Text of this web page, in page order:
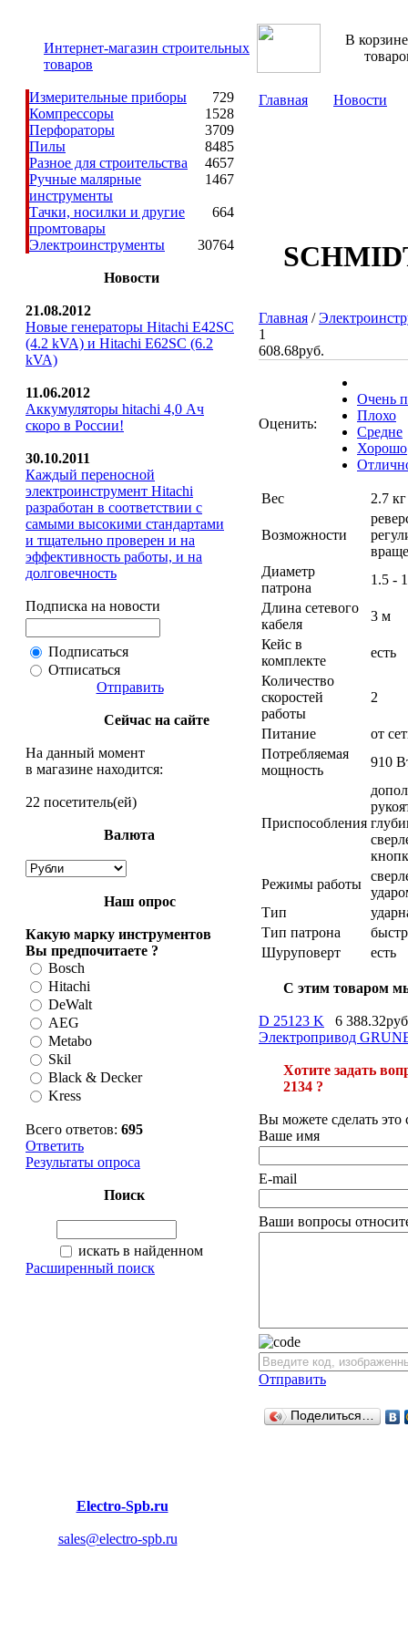
Интернет-магазин строительных
товаров
В
729
Измерительные приборы
1528
Компрессоры
3709
Перфораторы
8485
Пилы
4657
Разное для строительства
1467
Ручные малярные
инструменты
664
Тачки, носилки и другие
промтовары
30764
Электроинструменты
Новости
21.08.2012
Новые генераторы Hitachi E42SC
(4.2 kVA) и Hitachi E62SC (6.2
kVA)
11.06.2012
Аккумуляторы hitachi 4,0 Ач
скоро в России!
30.10.2011
Каждый переносной
электроинструмент Hitachi
разработан в соответствии с
самыми высокими стандартами
и тщательно проверен и на
эффективность работы, и на
долговечность
Подписка на новости
Подписаться
Отписаться
Отправить
Сейчас на сайте
На данный момент
в магазине находится:
22 посетитель(ей)
Валюта
Наш опрос
Какую марку инструментов
Вы предпочитаете ?
Bosch
Hitachi
DeWalt
AEG
Metabo
Skil
Black & Decker
Kress
Всего ответов: 695
Ответить
Результаты опроса
Поиск
искать в найденном
Расширенный поиск
Главная Новости
Главная /
1
608.68руб.
Оценить:
Очень
Плохо
Средне
Хорошо
Вес 2.7 кг
Возможности
Диаметр
патрона
1.5 -
Длина сетевого
кабеля
3 м
Кейс в
комплекте
есть
Количество
скоростей
работы
2
Питание
от
Потребляемая
мощность
910
Приспособления
Режимы работы
Тип
Тип патрона
Шуруповерт
есть
С этим товаром
D 25123 K 6
Электропривод
Хотите задать
2134 ?
Вы можете сделать
Ваше имя
E-mail
Ваши вопросы
Отправить
Поделиться…
Electro-Spb.ru
sales@electro-spb.ru